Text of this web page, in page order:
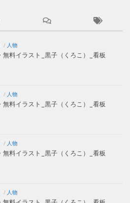
/ 人物
無料イラスト_黒子（くろこ）_看板
/ 人物
無料イラスト_黒子（くろこ）_看板
/ 人物
無料イラスト_黒子（くろこ）_看板
/ 人物